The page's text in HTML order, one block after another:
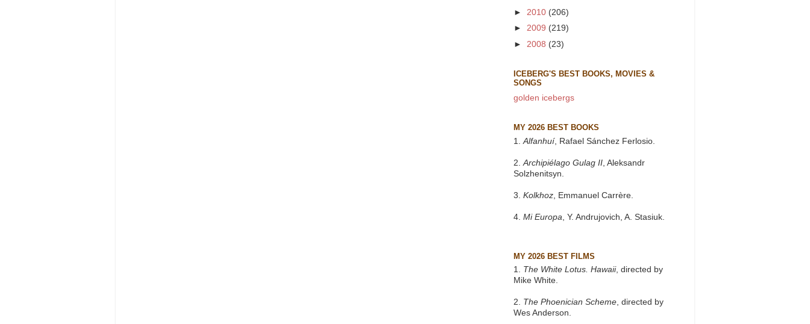
► 2010 (206)
► 2009 (219)
► 2008 (23)
ICEBERG'S BEST BOOKS, MOVIES &
SONGS
golden icebergs
MY 2026 BEST BOOKS
1. Alfanhuí, Rafael Sánchez Ferlosio.
2. Archipiélago Gulag II , Aleksandr
Solzhenitsyn.
3. Kolkhoz , Emmanuel Carrère.
4. Mi Europa , Y. Andrujovich, A. Stasiuk.
MY 2026 BEST FILMS
1. The White Lotus. Hawaii, directed by
Mike White.
2. The Phoenician Scheme, directed by
Wes Anderson.